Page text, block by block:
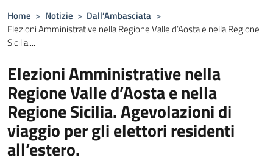
Home > Notizie > Dall’Ambasciata >
Elezioni Amministrative nella Regione Valle d’Aosta e nella Regione
Sicilia....
Elezioni Amministrative nella
Regione Valle d’Aosta e nella
Regione Sicilia. Agevolazioni di
viaggio per gli elettori residenti
all’estero.